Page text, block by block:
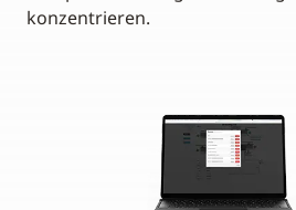
konzentrieren.